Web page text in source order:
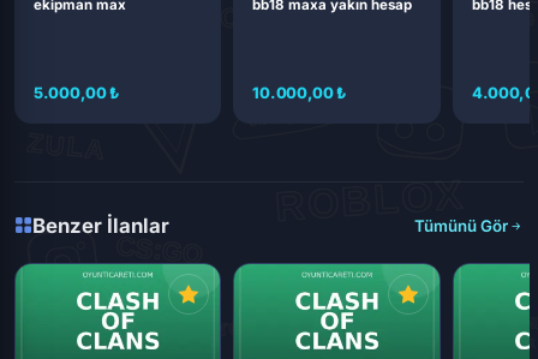
ekipman max
5.000,00 ₺
bb18 maxa yakın hesap
10.000,00 ₺
bb18
Benzer İlanlar Tümünü Gör